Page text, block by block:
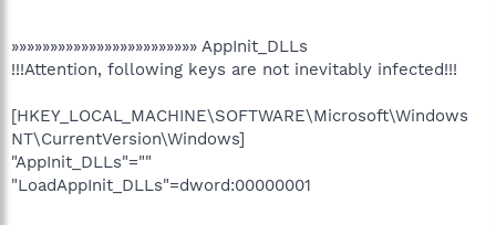
»»»»»»»»»»»»»»»»»»»»»»»» AppInit_DLLs
!!!Attention, following keys are not inevitably infected!!!
[HKEY_LOCAL_MACHINE\SOFTWARE\Microsoft\Windows
NT\CurrentVersion\Windows]
"AppInit_DLLs"=""
"LoadAppInit_DLLs"=dword:00000001